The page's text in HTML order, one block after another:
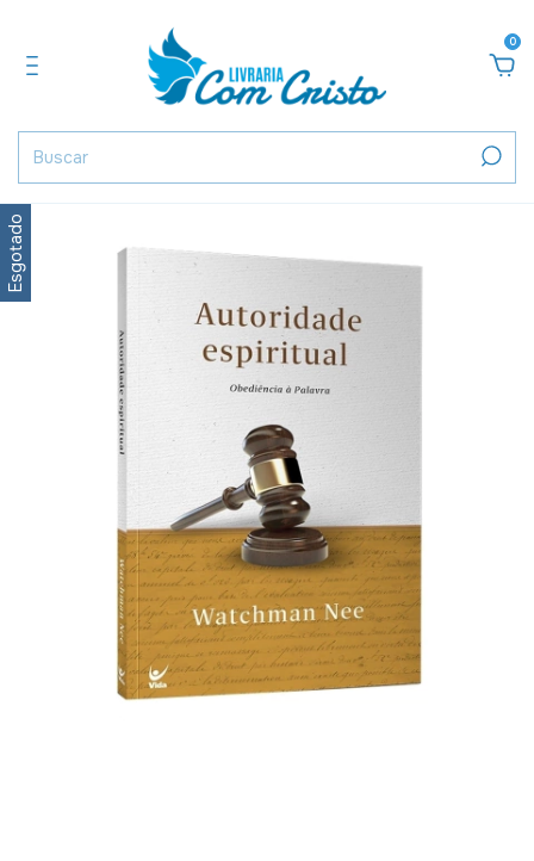
0
Esgotado